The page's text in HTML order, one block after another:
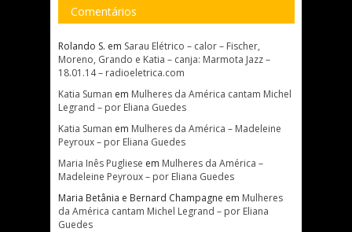
Comentários
Rolando S. em Sarau Elétrico – calor – Fischer,
Moreno, Grando e Katia – canja: Marmota Jazz –
18.01.14 – radioeletrica.com
Katia Suman em Mulheres da América cantam Michel
Legrand – por Eliana Guedes
Katia Suman em Mulheres da América – Madeleine
Peyroux – por Eliana Guedes
Maria Inês Pugliese em Mulheres da América –
Madeleine Peyroux – por Eliana Guedes
Maria Betânia e Bernard Champagne em Mulheres
da América cantam Michel Legrand – por Eliana
Guedes